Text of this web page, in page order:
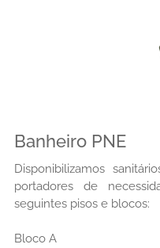
Banheiro PNE
Disponibilizamos
portadores de
seguintes pisos e blocos:
Bloco A